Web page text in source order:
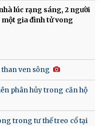
lúc rạng sáng, 2 người
gia đình tử vong
ven sông
phân hủy trong căn hộ
trong tư thế treo cổ tại